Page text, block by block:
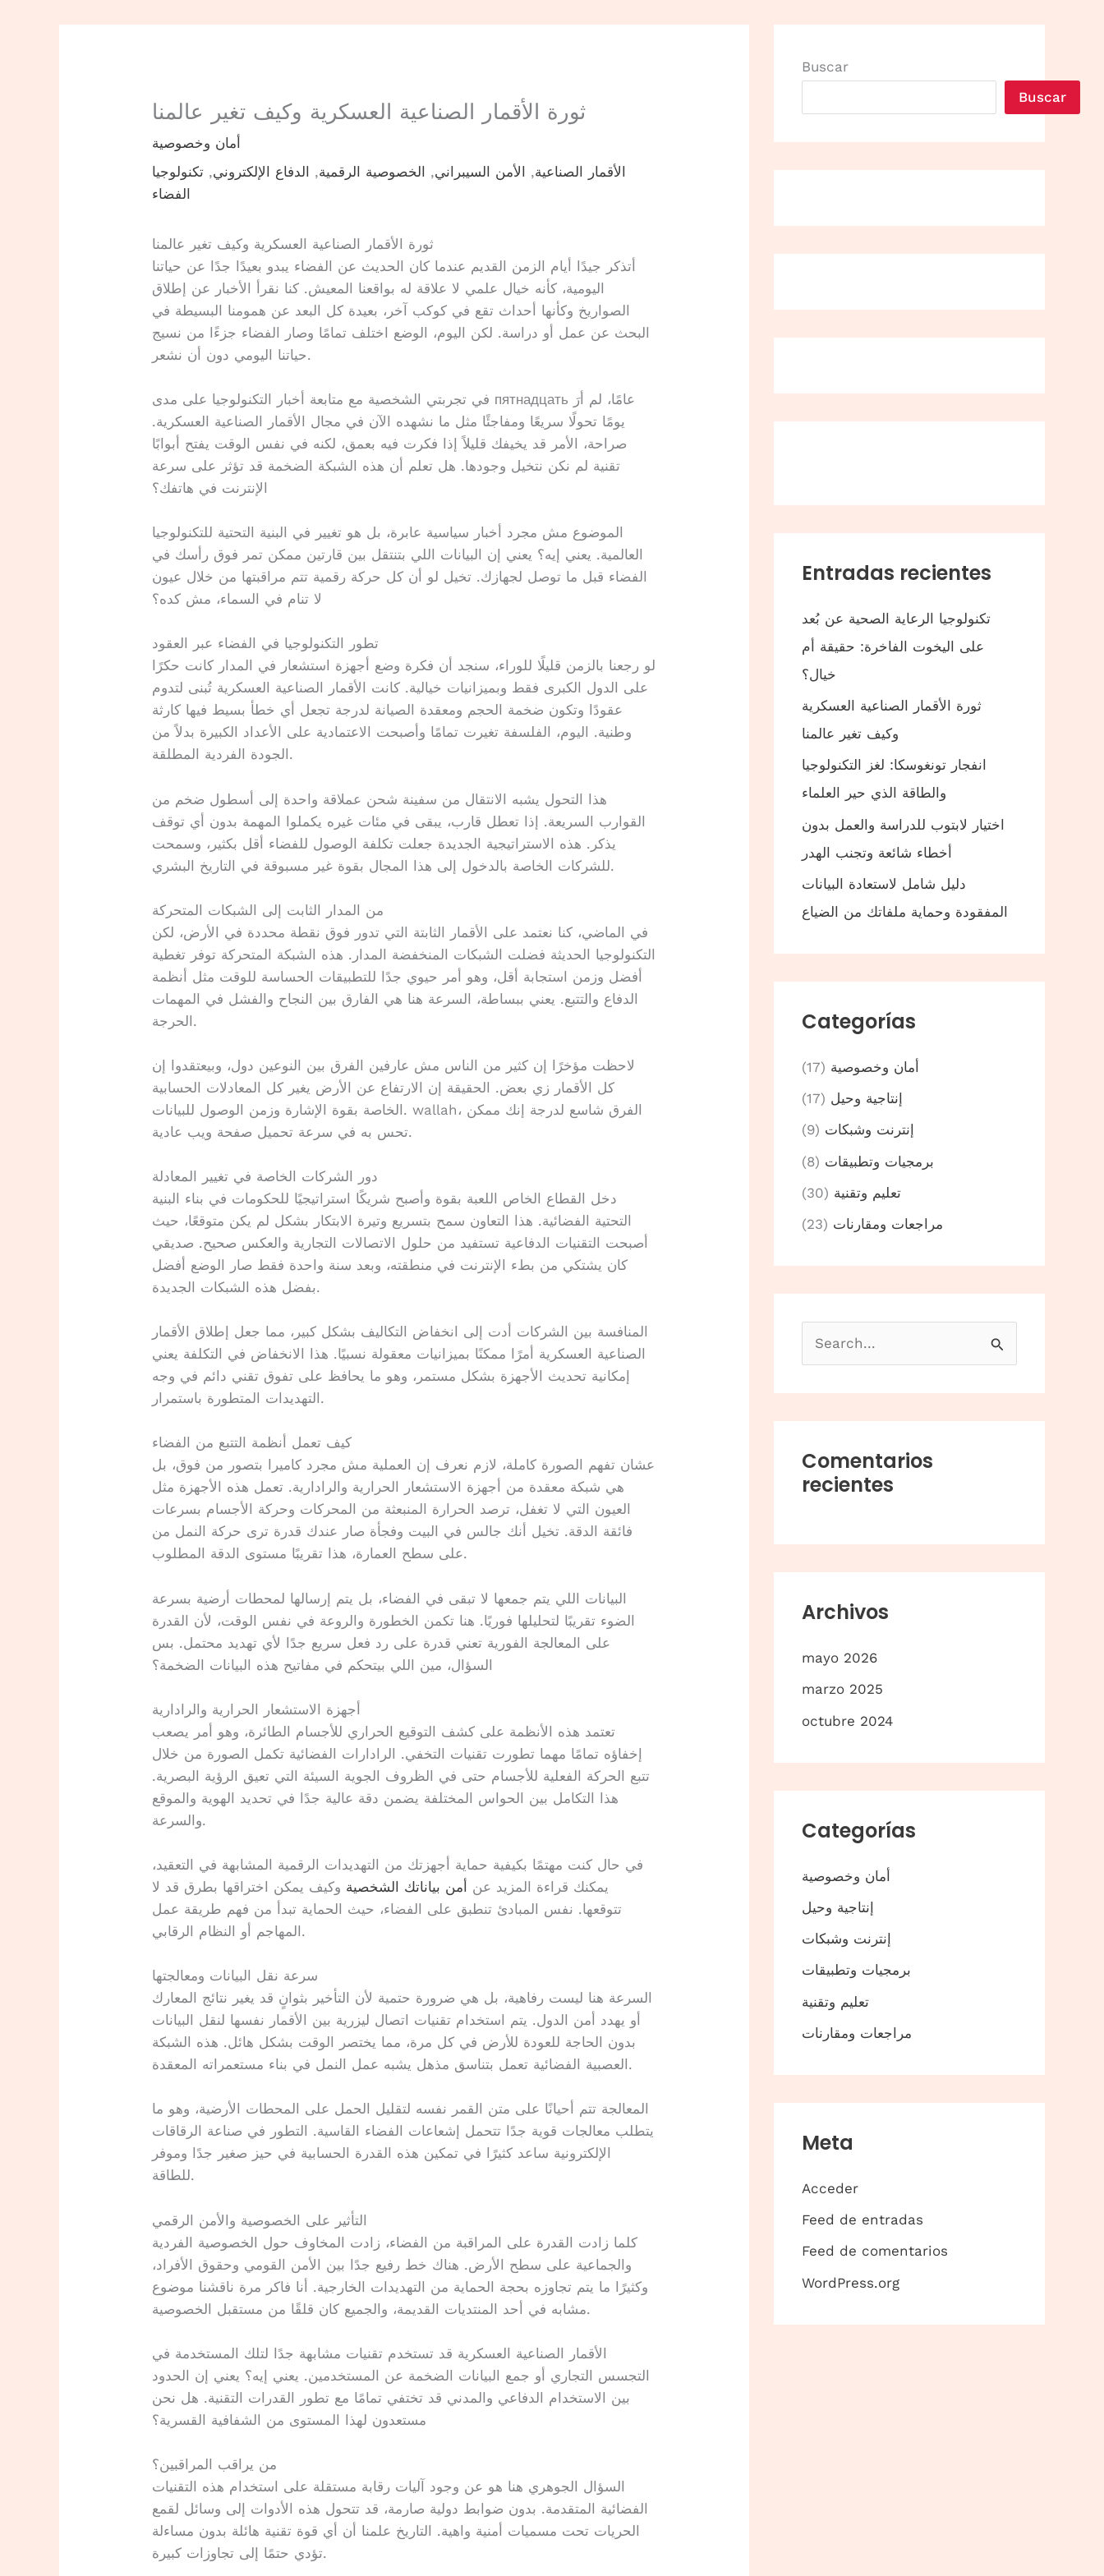
ثورة الأقمار الصناعية العسكرية وكيف تغير عالمنا
أمان وخصوصية
الأقمار الصناعية, الأمن السيبراني, الخصوصية الرقمية, الدفاع الإلكتروني, تكنولوجيا
الفضاء
ثورة الأقمار الصناعية العسكرية وكيف تغير عالمنا
أتذكر جيدًا أيام الزمن القديم عندما كان الحديث عن الفضاء يبدو بعيدًا جدًا عن حياتنا
اليومية، كأنه خيال علمي لا علاقة له بواقعنا المعيش. كنا نقرأ الأخبار عن إطلاق
الصواريخ وكأنها أحداث تقع في كوكب آخر، بعيدة كل البعد عن همومنا البسيطة في
البحث عن عمل أو دراسة. لكن اليوم، الوضع اختلف تمامًا وصار الفضاء جزءًا من نسيج
حياتنا اليومي دون أن نشعر.
في تجربتي الشخصية مع متابعة أخبار التكنولوجيا على مدى пятнадцать عامًا، لم أرَ
يومًا تحولًا سريعًا ومفاجئًا مثل ما نشهده الآن في مجال الأقمار الصناعية العسكرية.
صراحة، الأمر قد يخيفك قليلاً إذا فكرت فيه بعمق، لكنه في نفس الوقت يفتح أبوابًا
تقنية لم نكن نتخيل وجودها. هل تعلم أن هذه الشبكة الضخمة قد تؤثر على سرعة
الإنترنت في هاتفك؟
الموضوع مش مجرد أخبار سياسية عابرة، بل هو تغيير في البنية التحتية للتكنولوجيا
العالمية. يعني إيه؟ يعني إن البيانات اللي بتنتقل بين قارتين ممكن تمر فوق رأسك في
الفضاء قبل ما توصل لجهازك. تخيل لو أن كل حركة رقمية تتم مراقبتها من خلال عيون
لا تنام في السماء، مش كده؟
تطور التكنولوجيا في الفضاء عبر العقود
لو رجعنا بالزمن قليلًا للوراء، سنجد أن فكرة وضع أجهزة استشعار في المدار كانت حكرًا
على الدول الكبرى فقط وبميزانيات خيالية. كانت الأقمار الصناعية العسكرية تُبنى لتدوم
عقودًا وتكون ضخمة الحجم ومعقدة الصيانة لدرجة تجعل أي خطأ بسيط فيها كارثة
وطنية. اليوم، الفلسفة تغيرت تمامًا وأصبحت الاعتمادية على الأعداد الكبيرة بدلاً من
الجودة الفردية المطلقة.
هذا التحول يشبه الانتقال من سفينة شحن عملاقة واحدة إلى أسطول ضخم من
القوارب السريعة. إذا تعطل قارب، يبقى في مئات غيره يكملوا المهمة بدون أي توقف
يذكر. هذه الاستراتيجية الجديدة جعلت تكلفة الوصول للفضاء أقل بكثير، وسمحت
للشركات الخاصة بالدخول إلى هذا المجال بقوة غير مسبوقة في التاريخ البشري.
من المدار الثابت إلى الشبكات المتحركة
في الماضي، كنا نعتمد على الأقمار الثابتة التي تدور فوق نقطة محددة في الأرض، لكن
التكنولوجيا الحديثة فضلت الشبكات المنخفضة المدار. هذه الشبكة المتحركة توفر تغطية
أفضل وزمن استجابة أقل، وهو أمر حيوي جدًا للتطبيقات الحساسة للوقت مثل أنظمة
الدفاع والتتبع. يعني ببساطة، السرعة هنا هي الفارق بين النجاح والفشل في المهمات
الحرجة.
لاحظت مؤخرًا إن كثير من الناس مش عارفين الفرق بين النوعين دول، وبيعتقدوا إن
كل الأقمار زي بعض. الحقيقة إن الارتفاع عن الأرض يغير كل المعادلات الحسابية
الخاصة بقوة الإشارة وزمن الوصول للبيانات. wallah، الفرق شاسع لدرجة إنك ممكن
تحس به في سرعة تحميل صفحة ويب عادية.
دور الشركات الخاصة في تغيير المعادلة
دخل القطاع الخاص اللعبة بقوة وأصبح شريكًا استراتيجيًا للحكومات في بناء البنية
التحتية الفضائية. هذا التعاون سمح بتسريع وتيرة الابتكار بشكل لم يكن متوقعًا، حيث
أصبحت التقنيات الدفاعية تستفيد من حلول الاتصالات التجارية والعكس صحيح. صديقي
كان يشتكي من بطء الإنترنت في منطقته، وبعد سنة واحدة فقط صار الوضع أفضل
بفضل هذه الشبكات الجديدة.
المنافسة بين الشركات أدت إلى انخفاض التكاليف بشكل كبير، مما جعل إطلاق الأقمار
الصناعية العسكرية أمرًا ممكنًا بميزانيات معقولة نسبيًا. هذا الانخفاض في التكلفة يعني
إمكانية تحديث الأجهزة بشكل مستمر، وهو ما يحافظ على تفوق تقني دائم في وجه
التهديدات المتطورة باستمرار.
كيف تعمل أنظمة التتبع من الفضاء
عشان تفهم الصورة كاملة، لازم نعرف إن العملية مش مجرد كاميرا بتصور من فوق، بل
هي شبكة معقدة من أجهزة الاستشعار الحرارية والرادارية. تعمل هذه الأجهزة مثل
العيون التي لا تغفل، ترصد الحرارة المنبعثة من المحركات وحركة الأجسام بسرعات
فائقة الدقة. تخيل أنك جالس في البيت وفجأة صار عندك قدرة ترى حركة النمل من
على سطح العمارة، هذا تقريبًا مستوى الدقة المطلوب.
البيانات اللي يتم جمعها لا تبقى في الفضاء، بل يتم إرسالها لمحطات أرضية بسرعة
الضوء تقريبًا لتحليلها فوريًا. هنا تكمن الخطورة والروعة في نفس الوقت، لأن القدرة
على المعالجة الفورية تعني قدرة على رد فعل سريع جدًا لأي تهديد محتمل. بس
السؤال، مين اللي بيتحكم في مفاتيح هذه البيانات الضخمة؟
أجهزة الاستشعار الحرارية والرادارية
تعتمد هذه الأنظمة على كشف التوقيع الحراري للأجسام الطائرة، وهو أمر يصعب
إخفاؤه تمامًا مهما تطورت تقنيات التخفي. الرادارات الفضائية تكمل الصورة من خلال
تتبع الحركة الفعلية للأجسام حتى في الظروف الجوية السيئة التي تعيق الرؤية البصرية.
هذا التكامل بين الحواس المختلفة يضمن دقة عالية جدًا في تحديد الهوية والموقع
والسرعة.
في حال كنت مهتمًا بكيفية حماية أجهزتك من التهديدات الرقمية المشابهة في التعقيد،
يمكنك قراءة المزيد عن
أمن بياناتك الشخصية وكيف يمكن اختراقها بطرق قد لا
تتوقعها. نفس المبادئ تنطبق على الفضاء، حيث الحماية تبدأ من فهم طريقة عمل
المهاجم أو النظام الرقابي.
سرعة نقل البيانات ومعالجتها
السرعة هنا ليست رفاهية، بل هي ضرورة حتمية لأن التأخير بثوانٍ قد يغير نتائج المعارك
أو يهدد أمن الدول. يتم استخدام تقنيات اتصال ليزرية بين الأقمار نفسها لنقل البيانات
بدون الحاجة للعودة للأرض في كل مرة، مما يختصر الوقت بشكل هائل. هذه الشبكة
العصبية الفضائية تعمل بتناسق مذهل يشبه عمل النمل في بناء مستعمراته المعقدة.
المعالجة تتم أحيانًا على متن القمر نفسه لتقليل الحمل على المحطات الأرضية، وهو ما
يتطلب معالجات قوية جدًا تتحمل إشعاعات الفضاء القاسية. التطور في صناعة الرقاقات
الإلكترونية ساعد كثيرًا في تمكين هذه القدرة الحسابية في حيز صغير جدًا وموفر
للطاقة.
التأثير على الخصوصية والأمن الرقمي
كلما زادت القدرة على المراقبة من الفضاء، زادت المخاوف حول الخصوصية الفردية
والجماعية على سطح الأرض. هناك خط رفيع جدًا بين الأمن القومي وحقوق الأفراد،
وكثيرًا ما يتم تجاوزه بحجة الحماية من التهديدات الخارجية. أنا فاكر مرة ناقشنا موضوع
مشابه في أحد المنتديات القديمة، والجميع كان قلقًا من مستقبل الخصوصية.
الأقمار الصناعية العسكرية قد تستخدم تقنيات مشابهة جدًا لتلك المستخدمة في
التجسس التجاري أو جمع البيانات الضخمة عن المستخدمين. يعني إيه؟ يعني إن الحدود
بين الاستخدام الدفاعي والمدني قد تختفي تمامًا مع تطور القدرات التقنية. هل نحن
مستعدون لهذا المستوى من الشفافية القسرية؟
من يراقب المراقبين؟
السؤال الجوهري هنا هو عن وجود آليات رقابة مستقلة على استخدام هذه التقنيات
الفضائية المتقدمة. بدون ضوابط دولية صارمة، قد تتحول هذه الأدوات إلى وسائل لقمع
الحريات تحت مسميات أمنية واهية. التاريخ علمنا أن أي قوة تقنية هائلة بدون مساءلة
تؤدي حتمًا إلى تجاوزات كبيرة.
Buscar
Buscar
Entradas recientes
تكنولوجيا الرعاية الصحية عن بُعد
على اليخوت الفاخرة: حقيقة أم
خيال؟
ثورة الأقمار الصناعية العسكرية
وكيف تغير عالمنا
انفجار تونغوسكا: لغز التكنولوجيا
والطاقة الذي حير العلماء
اختيار لابتوب للدراسة والعمل بدون
أخطاء شائعة وتجنب الهدر
دليل شامل لاستعادة البيانات
المفقودة وحماية ملفاتك من الضياع
Categorías
أمان وخصوصية (17)
إنتاجية وحيل (17)
إنترنت وشبكات (9)
برمجيات وتطبيقات (8)
تعليم وتقنية (30)
مراجعات ومقارنات (23)
u
s
c
Comentarios
recientes
Archivos
mayo 2026
marzo 2025
octubre 2024
Categorías
أمان وخصوصية
إنتاجية وحيل
إنترنت وشبكات
برمجيات وتطبيقات
تعليم وتقنية
مراجعات ومقارنات
Meta
Acceder
Feed de entradas
Feed de comentarios
WordPress.org